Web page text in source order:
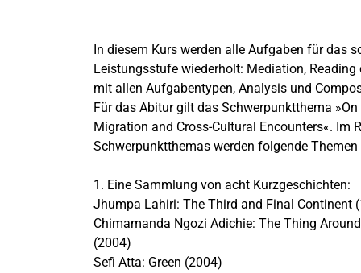
In diesem Kurs werden alle Aufgaben für das
Leistungsstufe wiederholt: Mediation, Reading
mit allen Aufgabentypen, Analysis und
Für das Abitur gilt das Schwerpunktthema »On
Migration and Cross-Cultural Encounters«. Im
Schwerpunktthemas werden folgende Themen
1. Eine Sammlung von acht Kurzgeschichten:
Jhumpa Lahiri: The Third and Final Continent
Chimamanda Ngozi Adichie: The Thing
(2004)
Sefi Atta: Green (2004)